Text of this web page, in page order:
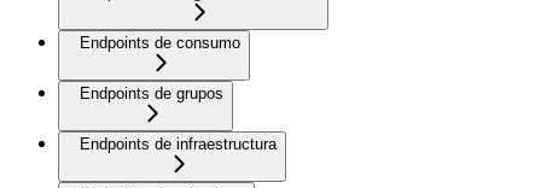
Endpoints de consumo
Endpoints de grupos
Endpoints de infraestructura